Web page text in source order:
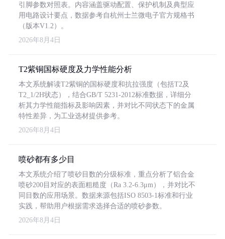
引脚参数对照表。内容涵盖驱动配置、保护机制及典型应
用电路设计要点，数据参考自杭州士兰微电子官方规格书
（版本V1.2）。
2026年8月4日
T2紫铜国标硬度及力学性能分析
本文系统解读T2紫铜的国标硬度和抗拉强度（包括T2及
T2_1/2H状态），结合GB/T 5231-2012标准数据，详细分
析其力学性能指标及影响因素，并对比不同状态下的金属
特性差异，为工业选材提供参考。
2026年8月4日
喷砂都有多少目
本文系统介绍了喷砂目数的分级标准，重点分析了铝合金
喷砂200目对应的表面粗糙度（Ra 3.2-6.3μm），并对比不
同目数的应用场景。数据来源包括ISO 8503-1标准和行业
实践，帮助用户根据需求选择合适的喷砂参数。
2026年8月4日